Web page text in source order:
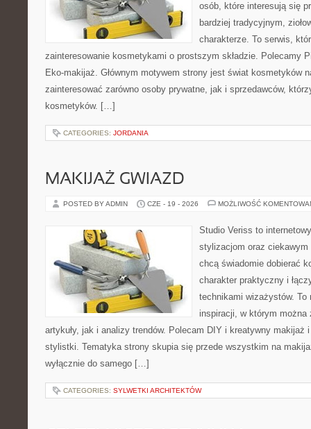
osób, które interesują się
bardziej tradycyjnym,
charakterze. To serwis,
zainteresowanie kosmetykami o prostszym składzie. Polecamy
Eko-makijaż. Głównym motywem strony jest świat kosmetyków
zainteresować zarówno osoby prywatne, jak i sprzedawców,
kosmetyków. […]
CATEGORIES: JORDANIA
MAKIJAŻ GWIAZD
POSTED BY ADMIN CZE - 19 - 2026 MOŻLIWOŚĆ
Studio Veriss to
stylizacjom oraz ciekawym
chcą świadomie dobierać
charakter praktyczny i
technikami wizażystów. To
inspiracji, w którym
artykuły, jak i analizy trendów. Polecam DIY i kreatywny makijaż
stylistki. Tematyka strony skupia się przede wszystkim na
wyłącznie do samego […]
CATEGORIES: SYLWETKI ARCHITEKTÓW